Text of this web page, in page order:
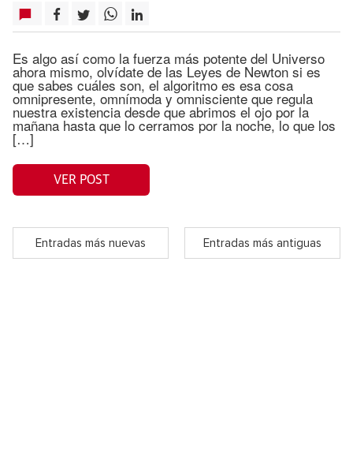
Es algo así como la fuerza más potente del Universo
ahora mismo, olvídate de las Leyes de Newton si es
que sabes cuáles son, el algoritmo es esa cosa
omnipresente, omnímoda y omnisciente que regula
nuestra existencia desde que abrimos el ojo por la
mañana hasta que lo cerramos por la noche, lo que los
[…]
VER POST
Entradas más nuevas Entradas más antiguas